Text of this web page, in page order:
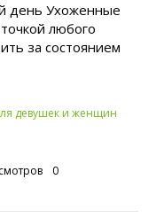
день Ухоженные
любого
за состоянием
девушек и женщин
0